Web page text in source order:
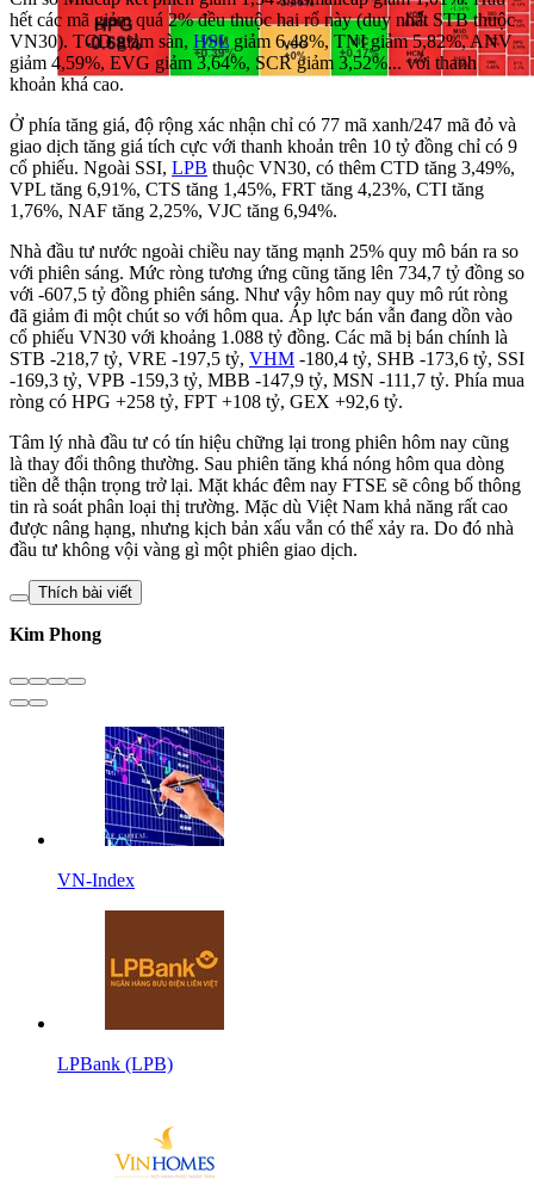
hết các mã giảm quá 2% đều thuộc hai rổ này (duy nhất STB thuộc
VN30). TCD giảm sàn, HSL giảm 6,48%, TNI giảm 5,82%, ANV
giảm 4,59%, EVG giảm 3,64%, SCR giảm 3,52%... với thanh
khoản khá cao.
Ở phía tăng giá, độ rộng xác nhận chỉ có 77 mã xanh/247 mã đỏ và
giao dịch tăng giá tích cực với thanh khoản trên 10 tỷ đồng chỉ có 9
cổ phiếu. Ngoài SSI, LPB thuộc VN30, có thêm CTD tăng 3,49%,
VPL tăng 6,91%, CTS tăng 1,45%, FRT tăng 4,23%, CTI tăng
1,76%, NAF tăng 2,25%, VJC tăng 6,94%.
Nhà đầu tư nước ngoài chiều nay tăng mạnh 25% quy mô bán ra so
với phiên sáng. Mức ròng tương ứng cũng tăng lên 734,7 tỷ đồng so
với -607,5 tỷ đồng phiên sáng. Như vậy hôm nay quy mô rút ròng
đã giảm đi một chút so với hôm qua. Áp lực bán vẫn đang dồn vào
cổ phiếu VN30 với khoảng 1.088 tỷ đồng. Các mã bị bán chính là
STB -218,7 tỷ, VRE -197,5 tỷ, VHM -180,4 tỷ, SHB -173,6 tỷ, SSI
-169,3 tỷ, VPB -159,3 tỷ, MBB -147,9 tỷ, MSN -111,7 tỷ. Phía mua
ròng có HPG +258 tỷ, FPT +108 tỷ, GEX +92,6 tỷ.
Tâm lý nhà đầu tư có tín hiệu chững lại trong phiên hôm nay cũng
là thay đổi thông thường. Sau phiên tăng khá nóng hôm qua dòng
tiền dễ thận trọng trở lại. Mặt khác đêm nay FTSE sẽ công bố thông
tin rà soát phân loại thị trường. Mặc dù Việt Nam khả năng rất cao
được nâng hạng, nhưng kịch bản xấu vẫn có thể xảy ra. Do đó nhà
đầu tư không vội vàng gì một phiên giao dịch.
Thích bài viết
Kim Phong
VN-Index
LPBank (LPB)